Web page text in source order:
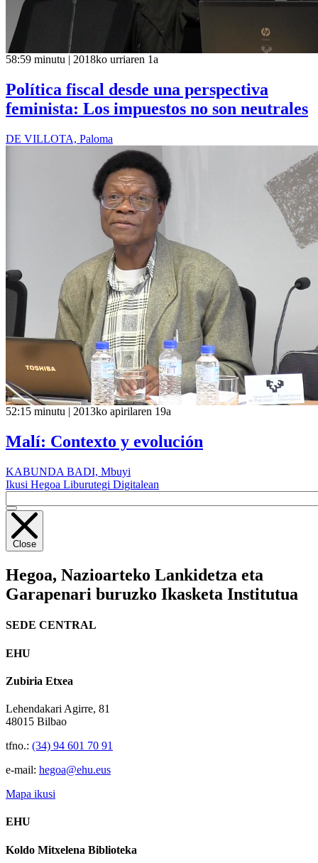
58:59 minutu | 2018ko urriaren 1a
Política fiscal desde una perspectiva
feminista: Los impuestos no son neutrales
DE VILLOTA, Paloma
52:15 minutu | 2013ko apirilaren 19a
Malí: Contexto y evolución
KABUNDA BADI, Mbuyi
Ikusi Hegoa Liburutegi Digitalean
Close
Hegoa, Nazioarteko Lankidetza eta
Garapenari buruzko Ikasketa Institutua
SEDE CENTRAL
EHU
Zubiria Etxea
Lehendakari Agirre, 81
48015 Bilbao
tfno.: (34) 94 601 70 91
e-mail: hegoa@ehu.eus
Mapa ikusi
EHU
Koldo Mitxelena Biblioteka